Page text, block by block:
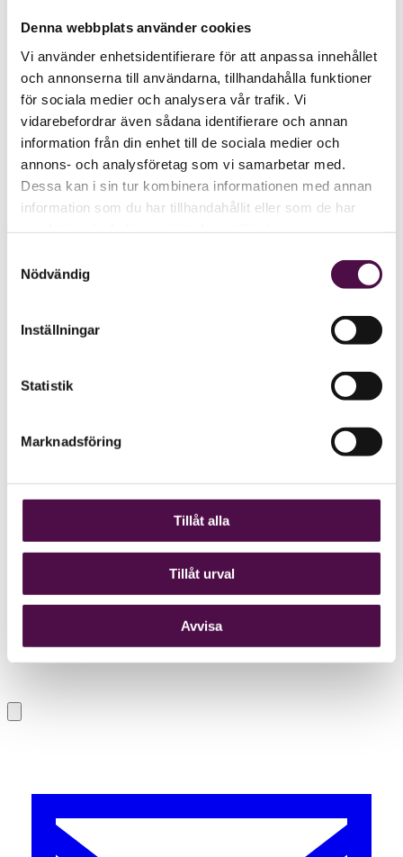
Denna webbplats använder cookies
Vi använder enhetsidentifierare för att anpassa innehållet
och annonserna till användarna, tillhandahålla funktioner
för sociala medier och analysera vår trafik. Vi
vidarebefordrar även sådana identifierare och annan
information från din enhet till de sociala medier och
annons- och analysföretag som vi samarbetar med.
Dessa kan i sin tur kombinera informationen med annan
information som du har tillhandahållit eller som de har
Nödvändig
Inställningar
Statistik
Marknadsföring
Tillåt alla
Tillåt urval
Avvisa